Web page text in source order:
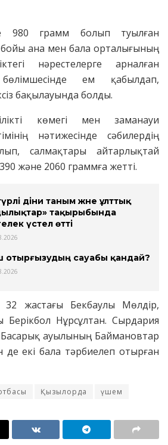
980 грамм болып туылған
бойы ана мен бала орталығының
нәрестелерге арналған
ем қабылдап,
бақылауында болды.
көмегі мен заманауи
нәтижесінде сәбилердің
салмақтары айтарлықтай
және 2060 граммға жеттi.
діни таным және ұлттық
тақырыбында
үстел өтті
отырғызудың сауабы қандай?
32 жастағы Бекбаулы Мөлдір,
Берікбол Нұрсұлтан. Сырдария
ауылының Баймановтар
де екі бала тәрбиелеп отырған
Қызылорда үшем